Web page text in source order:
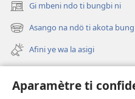
Aparamètre ti
Gi mbeni ndo ti bungbi ni
(zi
mbeni
fini
page)
Asango na ndö ti akota
(zi
mbeni
fini
page)
Afini ye wa la asigi
Videos with Audio